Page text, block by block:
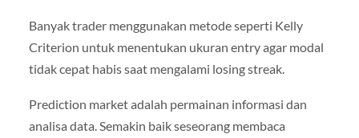
Banyak trader menggunakan metode seperti Kelly
Criterion untuk menentukan ukuran entry agar modal
tidak cepat habis saat mengalami losing streak.
Prediction market adalah permainan informasi dan
analisa data. Semakin baik seseorang membaca